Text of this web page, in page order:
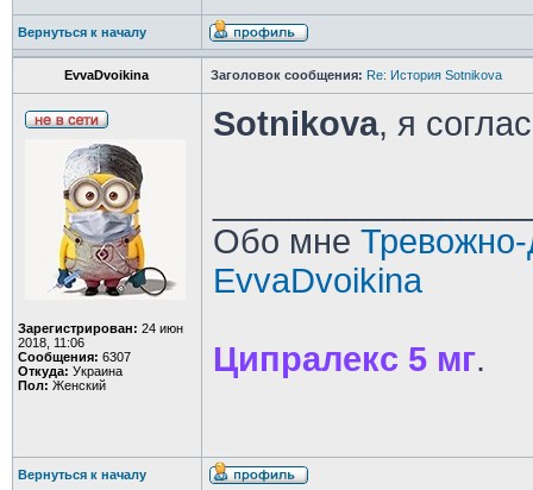
Вернуться к началу
EvvaDvoikina Заголовок сообщения: Re: История Sotnikova
Зарегистрирован: 24 июн
2018, 11:06
Сообщения: 6307
Откуда: Украина
Пол: Женский
Sotnikova, я
Обо мне Тревожно-
EvvaDvoikina
Ципралекс 5 мг.
Вернуться к началу